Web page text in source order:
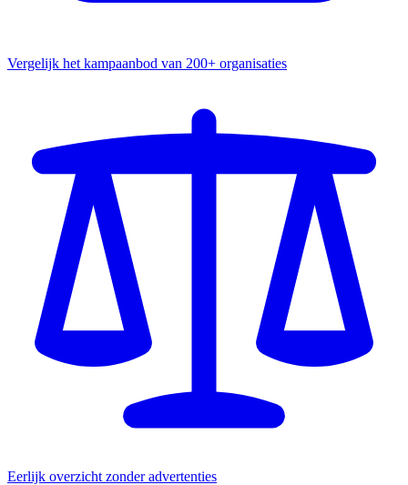
Vergelijk het kampaanbod van 200+ organisaties
Eerlijk overzicht zonder advertenties